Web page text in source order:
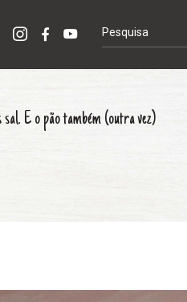
E o pão também (outra vez)